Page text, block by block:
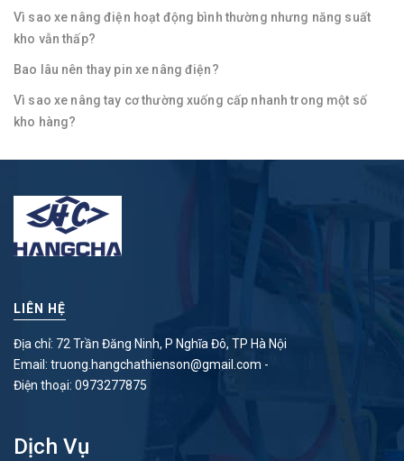
Vì sao xe nâng điện hoạt động bình thường nhưng năng suất
kho vẫn thấp?
Bao lâu nên thay pin xe nâng điện?
Vì sao xe nâng tay cơ thường xuống cấp nhanh trong một số
kho hàng?
LIÊN HỆ
Địa chỉ: 72 Trần Đăng Ninh, P Nghĩa Đô, TP Hà Nội
Email: truong.hangchathienson@gmail.com -
Điện thoại: 0973277875
Dịch Vụ